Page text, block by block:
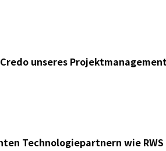
unseres
Technologiepartnern wie